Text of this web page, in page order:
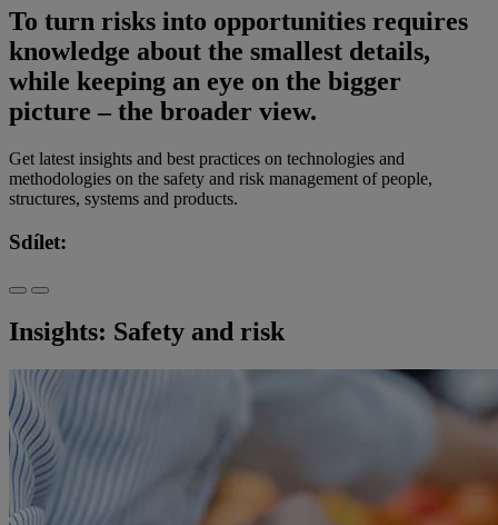
To turn risks into opportunities requires
knowledge about the smallest details,
while keeping an eye on the bigger
picture – the broader view.
Get latest insights and best practices on technologies and
methodologies on the safety and risk management of people,
structures, systems and products.
Sdílet:
Insights: Safety and risk